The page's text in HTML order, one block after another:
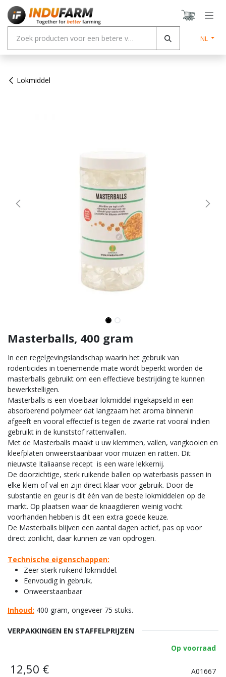
Overslaan naar inhoud
NL
Lokmiddel
Masterballs, 400 gram
In een regelgevingslandschap waarin het gebruik van
rodenticides in toenemende mate wordt beperkt worden de
masterballs gebruikt om een effectieve bestrijding te kunnen
bewerkstelligen.
Masterballs is een vloeibaar lokmiddel ingekapseld in een
absorberend polymeer dat langzaam het aroma binnenin
afgeeft en vooral effectief is tegen de zwarte rat vooral indien
gebruikt in de kunststof rattenvallen.
Met de Masterballs maakt u uw klemmen, vallen, vangkooien en
kleefplaten onweerstaanbaar voor muizen en ratten. Dit
nieuwste Italiaanse recept is een ware lekkernij.
De doorzichtige, sterk ruikende ballen op waterbasis passen in
elke klem of val en zijn direct klaar voor gebruik. Door de
substantie en geur is dit één van de beste lokmiddelen op de
markt. Op plaatsen waar de knaagdieren weinig vocht
voorhanden hebben is dit een extra goede keuze.
De Masterballs blijven een aantal dagen actief, pas op voor
direct zonlicht, daar kunnen ze van opdrogen.
Technische eigenschappen:
Zeer sterk ruikend lokmiddel.
Eenvoudig in gebruik.
Onweerstaanbaar
Inhoud: 400 gram, ongeveer 75 stuks.
VERPAKKINGEN EN STAFFELPRIJZEN
Op voorraad
12,50 € A01667